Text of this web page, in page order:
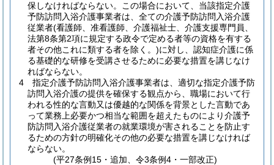
保しなければならない。
この場合において、当該指定介護
予防訪問入浴介護事業者は、全ての介護予防訪問入浴介護
従業者(看護師、准看護師、介護福祉士、介護支援専門員、
法第8条第2項に規定する政令で定める者等の資格を有する
者その他これに類する者を除く。)に対し、認知症介護に係
る基礎的な研修を受講させるために必要な措置を講じなけ
ればならない。
4
指定介護予防訪問入浴介護事業者は、適切な指定介護予防
訪問入浴介護の提供を確保する観点から、職場において行
われる性的な言動又は優越的な関係を背景とした言動であ
って業務上必要かつ相当な範囲を超えたものにより介護予
防訪問入浴介護従業者の就業環境が害されることを防止す
るための方針の明確化その他の必要な措置を講じなければ
ならない。
(平27条例15・追加、令3条例4・一部改正)